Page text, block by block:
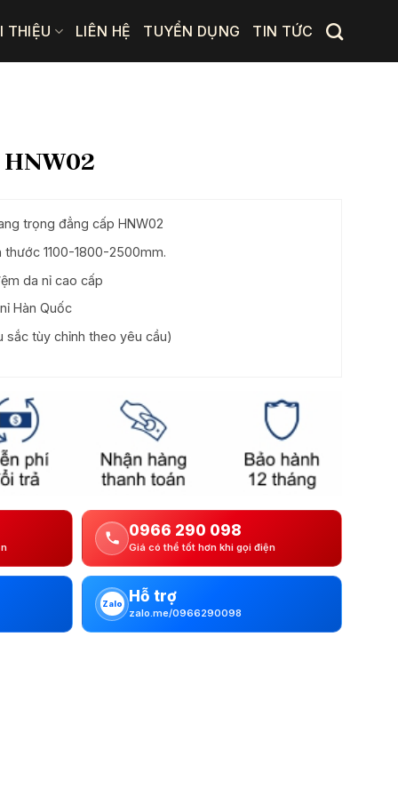
THIỆU LIÊN HỆ TUYỂN DỤNG TIN TỨC
HNW02
trọng đẳng cấp HNW02
thước 1100-1800-2500mm.
da nỉ cao cấp
Hàn Quốc
sắc tùy chỉnh theo yêu cầu)
0966 290 098
Giá có thể tốt hơn khi gọi điện
Zalo Hỗ trợ
zalo.me/0966290098